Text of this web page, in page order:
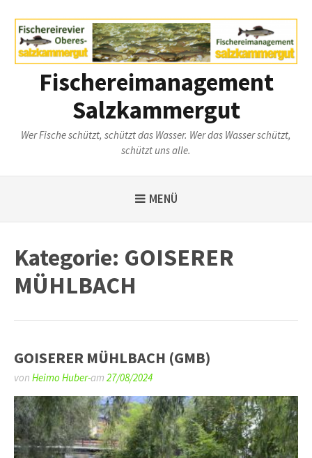
zum
Inhalt
Fischereimanagement
Salzkammergut
Wer Fische schützt, schützt das Wasser. Wer das Wasser schützt,
schützt uns alle.
MENÜ
Kategorie: GOISERER
MÜHLBACH
GOISERER MÜHLBACH (GMB)
von Heimo Huber-am 27/08/2024